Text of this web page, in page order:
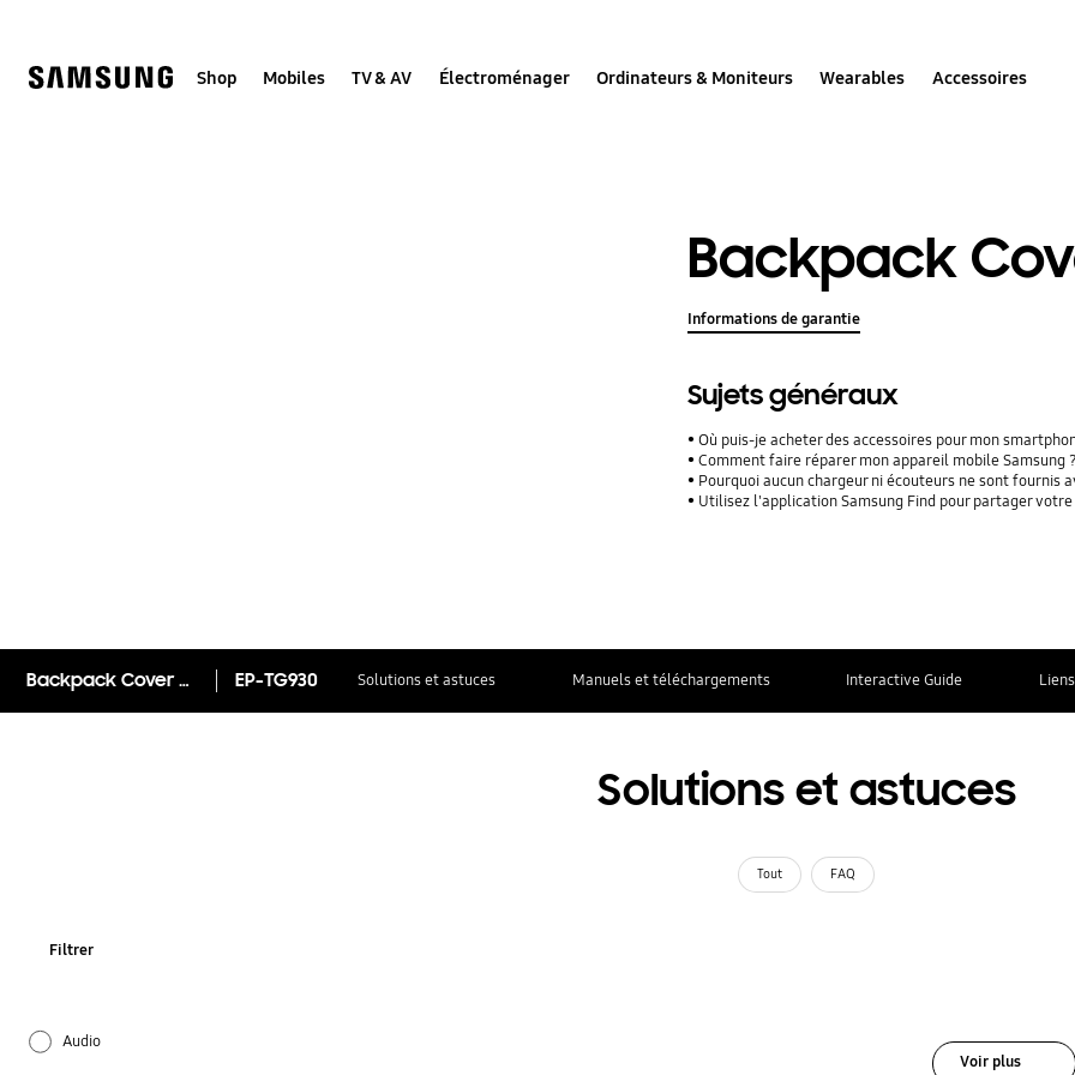
help
Shop Mobiles TV & AV Électroménager Ordinateurs & Moniteurs Wearables Accessoires
Backpack
Informations de garantie
Sujets généraux
Où puis-je acheter des accessoires pour mon
Comment faire réparer mon appareil mobile Samsung
Pourquoi aucun chargeur ni écouteurs ne sont fournis
Utilisez l'application Samsung Find pour partager
Backpack Cover Galaxy S7 EP-TG930 Solutions et astuces Manuels et téléchargements Interactive Guide
Solutions et astuces
Tout FAQ
Filtrer
Audio
Voir plus